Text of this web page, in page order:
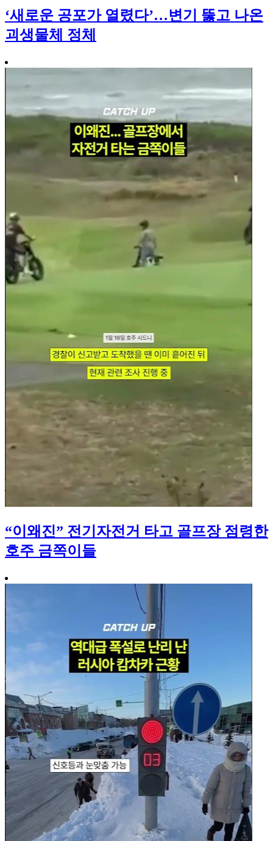
‘새로운 공포가 열렸다’…변기 뚫고 나온
괴생물체 정체
“이왜진” 전기자전거 타고 골프장 점령한
호주 금쪽이들